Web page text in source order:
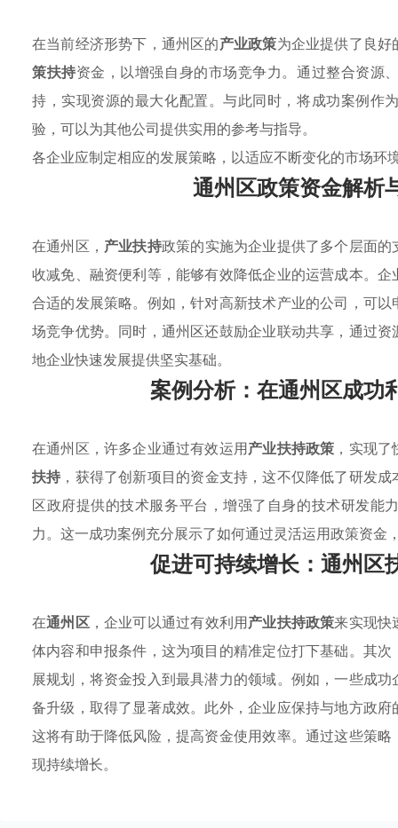
在当前经济形势下，通州区的产业政策为企业提供了良
策扶持资金，以增强自身的市场竞争力。通过整合资源
持，实现资源的最大化配置。与此同时，将成功案例作
验，可以为其他公司提供实用的参考与指导。
各企业应制定相应的发展策略，以适应不断变化的市场环
通州区政策资金解析
在通州区， 产业扶持政策的实施为企业提供了多个层面
收减免、融资便利等，能够有效降低企业的运营成本。
合适的发展策略。例如，针对高新技术产业的公司，可
场竞争优势。同时，通州区还鼓励企业联动共享，通过
地企业快速发展提供坚实基础。
案例分析：在通州区成功
在通州区，许多企业通过有效运用产业扶持政策 ，实现
扶持 ，获得了创新项目的资金支持，这不仅降低了研发
区政府提供的技术服务平台，增强了自身的技术研发能
力。这一成功案例充分展示了如何通过灵活运用政策资金
促进可持续增长：通州区
在通州区，企业可以通过有效利用产业扶持政策来实现快
体内容和申报条件，这为项目的精准定位打下基础。其次
展规划，将资金投入到最具潜力的领域。例如，一些成
备升级，取得了显著成效。此外，企业应保持与地方政
这将有助于降低风险，提高资金使用效率。通过这些策
现持续增长。